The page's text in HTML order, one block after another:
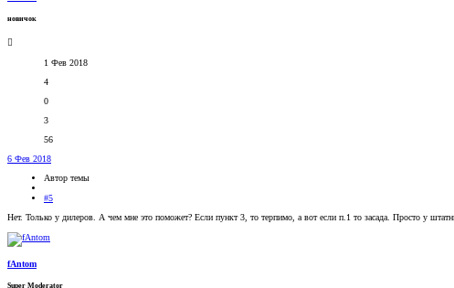
новичок
1 Фев 2018
4
0
3
56
6 Фев 2018
Автор темы
#5
Нет. Только у дилеров. А чем мне это поможет? Если пункт 3, то терпимо, а вот если п.1 то засада. Просто у
fAntom
Super Moderator